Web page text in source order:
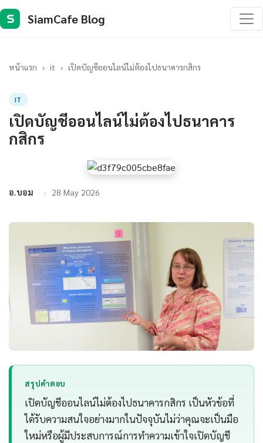
S SiamCafe Blog
หน้าแรก › it › เปิดบัญชีออนไลน์ไม่ต้องไปธนาคารกสิกร
IT
เปิดบัญชีออนไลน์ไม่ต้องไปธนาคาร
กสิกร
อ.บอม 28 May 2026
สรุปคำตอบ
เปิดบัญชีออนไลน์ไม่ต้องไปธนาคารกสิกร เป็นหัวข้อที่
ได้รับความสนใจอย่างมากในปัจจุบันไม่ว่าคุณจะเป็นมือ
ใหม่หรือผู้มีประสบการณ์การทำความเข้าใจเปิดบัญชี